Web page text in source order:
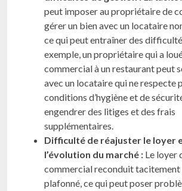
peut imposer au propriétaire de
gérer un bien avec un locataire
ce qui peut entraîner des
exemple, un propriétaire qui a
commercial à un restaurant peut
avec un locataire qui ne respecte
conditions d’hygiène et de
engendrer des litiges et des frais
supplémentaires.
Difficulté de réajuster le loyer
l’évolution du marché : Le loyer
commercial reconduit tacitement
plafonné, ce qui peut poser